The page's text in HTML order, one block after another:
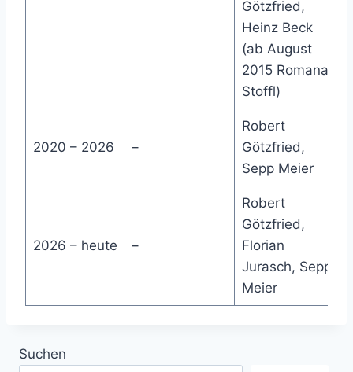
Götzfried,
Heinz Beck
(ab August
2015 Romana
Stoffl)
2020 – 2026 –
Robert
Götzfried,
Sepp Meier
2026 – heute –
Robert
Götzfried,
Florian
Jurasch, Sepp
Meier
Suchen